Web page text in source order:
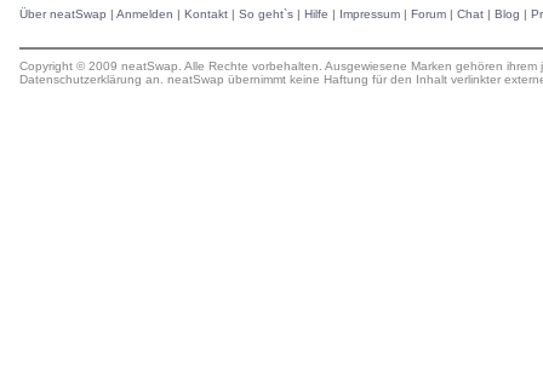
Über neatSwap | Anmelden | Kontakt | So geht`s | Hilfe | Impressum | Forum | Chat | Blog |
Copyright © 2009 neatSwap. Alle Rechte vorbehalten. Ausgewiesene Marken gehören
Datenschutzerklärung an. neatSwap übernimmt keine Haftung für den Inhalt verlinkter